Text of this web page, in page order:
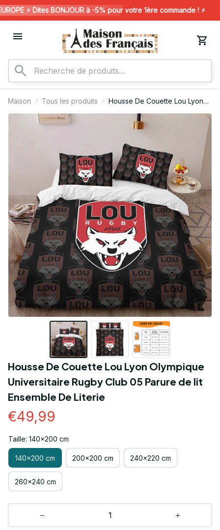
⚡️ Dites BONJOUR à -5% pour votre 1ère commande ! ⚡️
Maison Tous les produits
Housse De Couette Lou Lyon
Olympique Universitaire Rugby
Club 05 Parure de lit Ensemble
Housse De Couette Lou Lyon Olympique
Universitaire Rugby Club 05 Parure de lit
Ensemble De Literie
€49,99
Taille: 140x200 cm
140x200 cm 200x200 cm 240x220 cm
260x240 cm